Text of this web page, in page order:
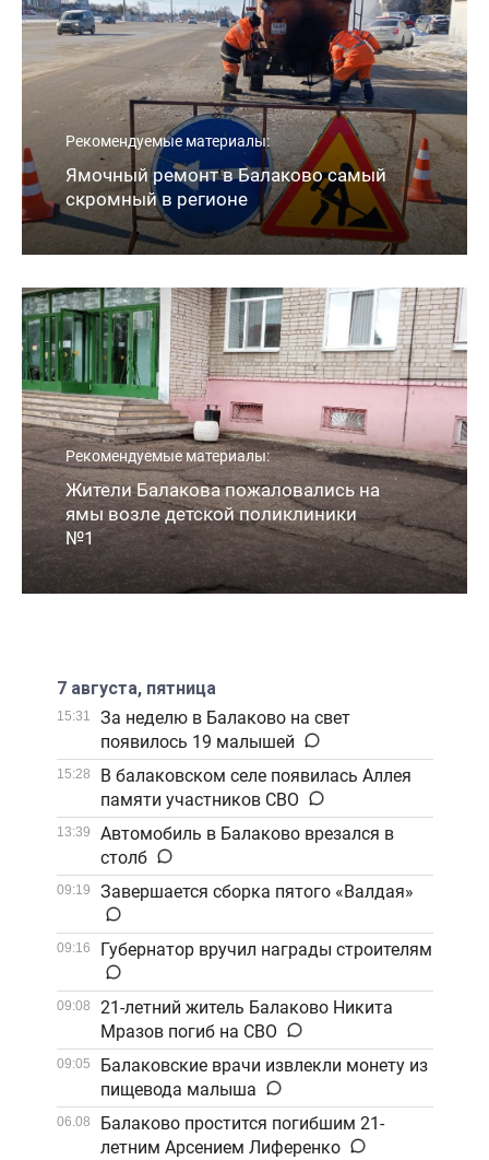
Рекомендуемые материалы:
Ямочный ремонт в Балаково самый
скромный в регионе
Рекомендуемые материалы:
Жители Балакова пожаловались на
ямы возле детской поликлиники
№1
7 августа, пятница
15:31
За неделю в Балаково на свет
появилось 19 малышей
15:28
В балаковском селе появилась Аллея
памяти участников СВО
13:39
Автомобиль в Балаково врезался в
столб
09:19 Завершается сборка пятого «Валдая»
09:16 Губернатор вручил награды строителям
09:08
21-летний житель Балаково Никита
Мразов погиб на СВО
09:05
Балаковские врачи извлекли монету из
пищевода малыша
06.08
Балаково простится погибшим 21-
летним Арсением Лиференко